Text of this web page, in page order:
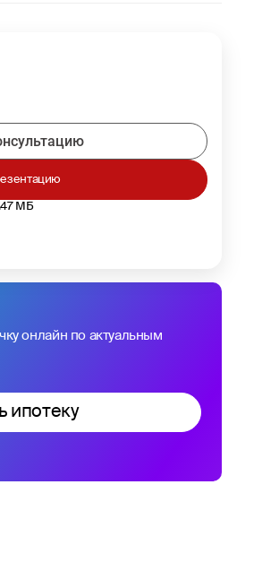
МБ
онлайн по актуальным
ипотеку